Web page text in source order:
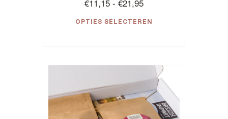
€11,15 - €21,95
tot
OPTIES SELECTEREN
heeft
variaties.
Deze
optie